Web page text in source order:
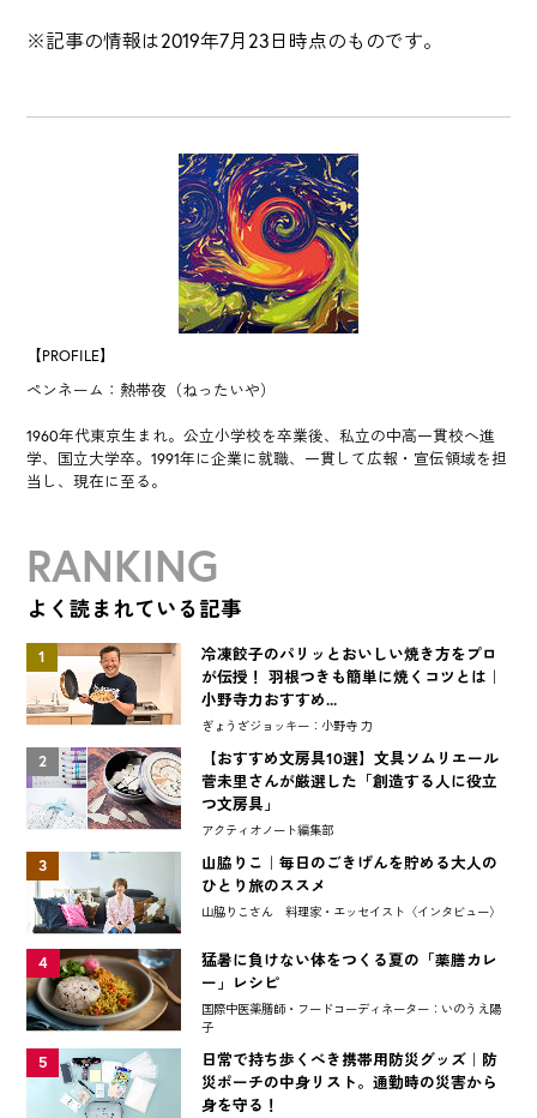
※記事の情報は2019年7月23日時点のものです。
【PROFILE】
ペンネーム：熱帯夜（ねったいや）
1960年代東京生まれ。公立小学校を卒業後、私立の中高一貫校へ進
学、国立大学卒。1991年に企業に就職、一貫して広報・宣伝領域を担
当し、現在に至る。
RANKING
よく読まれている記事
1
冷凍餃子のパリッとおいしい焼き方をプロ
が伝授！ 羽根つきも簡単に焼くコツとは｜
小野寺力おすすめ...
ぎょうざジョッキー：小野寺 力
2
【おすすめ文房具10選】文具ソムリエール
菅未里さんが厳選した「創造する人に役立
つ文房具」
アクティオノート編集部
3
山脇りこ｜毎日のごきげんを貯める大人の
ひとり旅のススメ
山脇りこさん 料理家・エッセイスト〈インタビュー〉
4
猛暑に負けない体をつくる夏の「薬膳カレ
ー」レシピ
国際中医薬膳師・フードコーディネーター：いのうえ陽
子
5
日常で持ち歩くべき携帯用防災グッズ｜防
災ポーチの中身リスト。通勤時の災害から
身を守る！